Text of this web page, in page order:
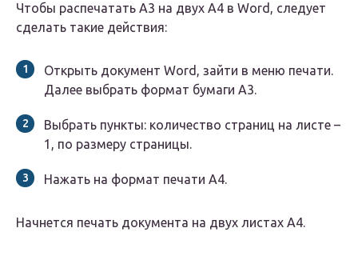
Чтобы распечатать А3 на двух А4 в Word, следует
сделать такие действия:
Открыть документ Word, зайти в меню печати.
Далее выбрать формат бумаги А3.
Выбрать пункты: количество страниц на листе –
1, по размеру страницы.
Нажать на формат печати А4.
Начнется печать документа на двух листах А4.